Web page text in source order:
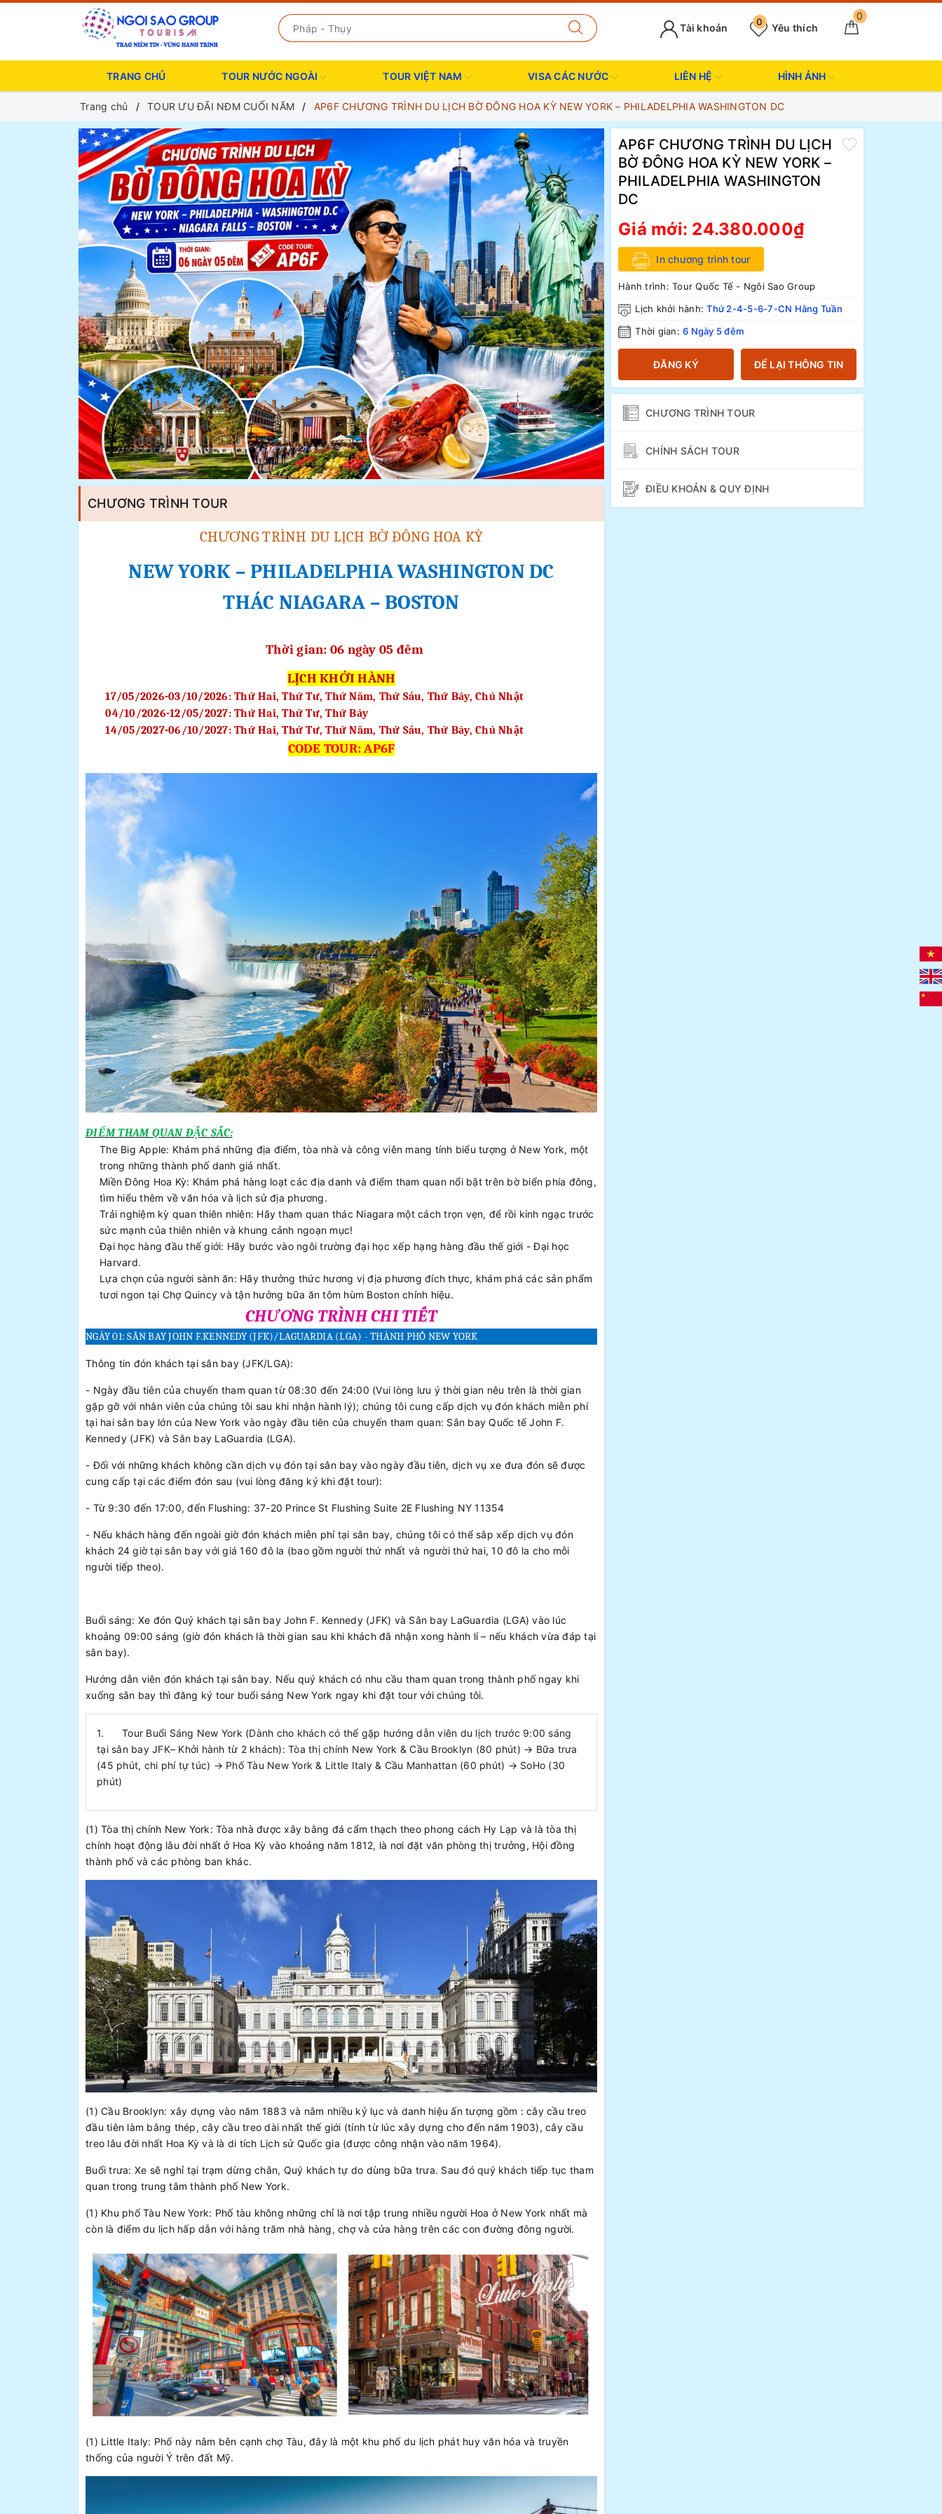
0
Yêu thích
0
Tài khoản
TRANG CHỦ TOUR NƯỚC NGOÀI TOUR VIỆT NAM VISA CÁC NƯỚC LIÊN HỆ HÌNH ẢNH
Trang chủ TOUR ƯU ĐÃI NĐM CUỐI NĂM AP6F CHƯƠNG TRÌNH DU LỊCH BỜ ĐÔNG HOA KỲ NEW YORK – PHILADELPHIA WASHINGTON DC
CHƯƠNG TRÌNH TOUR
CHƯƠNG TRÌNH DU LỊCH BỜ ĐÔNG HOA KỲ
NEW YORK – PHILADELPHIAWASHINGTON DC
THÁC NIAGARA – BOSTON
Thời gian: 06 ngày 05 đêm
LỊCH KHỞI HÀNH
17/05/2026-03/10/2026: Thứ Hai, Thứ Tư, Thứ Năm, Thứ Sáu, Thứ Bảy, Chủ Nhật
04/10/2026-12/05/2027: Thứ Hai, Thứ Tư, Thứ Bảy
14/05/2027-06/10/2027: Thứ Hai, Thứ Tư, Thứ Năm, Thứ Sáu, Thứ Bảy, Chủ Nhật
CODE TOUR: AP6F
ĐIỂM THAM QUAN ĐẶC SẮC:
The Big Apple: Khám phá những địa điểm, tòa nhà và công viên mang tính biểu tượng ở New York, một
trong những thành phố danh giá nhất.
Miền Đông Hoa Kỳ: Khám phá hàng loạt các địa danh và điểm tham quan nổi bật trên bờ biển phía đông,
tìm hiểu thêm về văn hóa và lịch sử địa phương.
Trải nghiệm kỳ quan thiên nhiên: Hãy tham quan thác Niagara một cách trọn vẹn, để rồi kinh ngạc trước
sức mạnh của thiên nhiên và khung cảnh ngoạn mục!
Đại học hàng đầu thế giới: Hãy bước vào ngôi trường đại học xếp hạng hàng đầu thế giới - Đại học
Harvard.
Lựa chọn của người sành ăn: Hãy thưởng thức hương vị địa phương đích thực, khám phá các sản phẩm
tươi ngon tại Chợ Quincy và tận hưởng bữa ăn tôm hùm Boston chính hiệu.
CHƯƠNG TRÌNH CHI TIẾT
NGÀY 01: SÂN BAY JOHN F.KENNEDY (JFK)/LAGUARDIA (LGA) - THÀNH PHỐ NEW YORK
Thông tin đón khách tại sân bay (JFK/LGA):
- Ngày đầu tiên của chuyến tham quan từ 08:30 đến 24:00 (Vui lòng lưu ý thời gian nêu trên là thời gian
gặp gỡ với nhân viên của chúng tôi sau khi nhận hành lý); chúng tôi cung cấp dịch vụ đón khách miễn phí
tại hai sân bay lớn của New York vào ngày đầu tiên của chuyến tham quan: Sân bay Quốc tế John F.
Kennedy (JFK) và Sân bay LaGuardia (LGA).
- Đối với những khách không cần dịch vụ đón tại sân bay vào ngày đầu tiên, dịch vụ xe đưa đón sẽ được
cung cấp tại các điểm đón sau (vui lòng đăng ký khi đặt tour):
- Từ 9:30 đến 17:00, đến Flushing: 37-20 Prince St Flushing Suite 2E Flushing NY 11354
- Nếu khách hàng đến ngoài giờ đón khách miễn phí tại sân bay, chúng tôi có thể sắp xếp dịch vụ đón
khách 24 giờ tại sân bay với giá 160 đô la (bao gồm người thứ nhất và người thứ hai, 10 đô la cho mỗi
người tiếp theo).
Buổi sáng: Xe đón Quý khách tại sân bay John F. Kennedy (JFK) và Sân bay LaGuardia (LGA) vào lúc
khoảng 09:00 sáng (giờ đón khách là thời gian sau khi khách đã nhận xong hành lí – nếu khách vừa đáp tại
sân bay).
Hướng dẫn viên đón khách tại sân bay. Nếu quý khách có nhu cầu tham quan trong thành phố ngay khi
xuống sân bay thì đăng ký tour buổi sáng New York ngay khi đặt tour với chúng tôi.
1. Tour Buổi Sáng New York (Dành cho khách có thể gặp hướng dẫn viên du lịch trước 9:00 sáng
tại sân bay JFK– Khởi hành từ 2 khách): Tòa thị chính New York & Cầu Brooklyn (80 phút) → Bữa trưa
(45 phút, chi phí tự túc) → Phố Tàu New York & Little Italy & Cầu Manhattan (60 phút) → SoHo (30
phút)
(1) Tòa thị chính New York: Tòa nhà được xây bằng đá cẩm thạch theo phong cách Hy Lạp và là tòa thị
chính hoạt động lâu đời nhất ở Hoa Kỳ vào khoảng năm 1812, là nơi đặt văn phòng thị trưởng, Hội đồng
thành phố và các phòng ban khác.
(1) Cầu Brooklyn: xây dựng vào năm 1883 và nắm nhiều kỷ lục và danh hiệu ấn tượng gồm : cây cầu treo
đầu tiên làm bằng thép, cây cầu treo dài nhất thế giới (tính từ lúc xây dựng cho đến năm 1903), cây cầu
treo lâu đời nhất Hoa Kỳ và là di tích Lịch sử Quốc gia (được công nhận vào năm 1964).
Buổi trưa: Xe sẽ nghỉ tại trạm dừng chân, Quý khách tự do dùng bữa trưa. Sau đó quý khách tiếp tục tham
quan trong trung tâm thành phố New York.
(1) Khu phố Tàu New York: Phố tàu không những chỉ là nơi tập trung nhiều người Hoa ở New York nhất mà
còn là điểm du lịch hấp dẫn với hàng trăm nhà hàng, chợ và cửa hàng trên các con đường đông người.
(1) Little Italy: Phố này nằm bên cạnh chợ Tàu, đây là một khu phố du lịch phát huy văn hóa và truyền
thống của người Ý trên đất Mỹ.
AP6F CHƯƠNG TRÌNH DU LỊCH
BỜ ĐÔNG HOA KỲ NEW YORK –
PHILADELPHIA WASHINGTON
DC
Giá mới: 24.380.000₫
In chương trình tour
Hành trình: Tour Quốc Tế - Ngôi Sao Group
Lịch khởi hành:Thứ 2-4-5-6-7-CN Hằng Tuần
Thời gian: 6 Ngày 5 đêm
ĐĂNG KÝ ĐỂ LẠI THÔNG TIN
CHƯƠNG TRÌNH TOUR
CHÍNH SÁCH TOUR
ĐIỀU KHOẢN & QUY ĐỊNH